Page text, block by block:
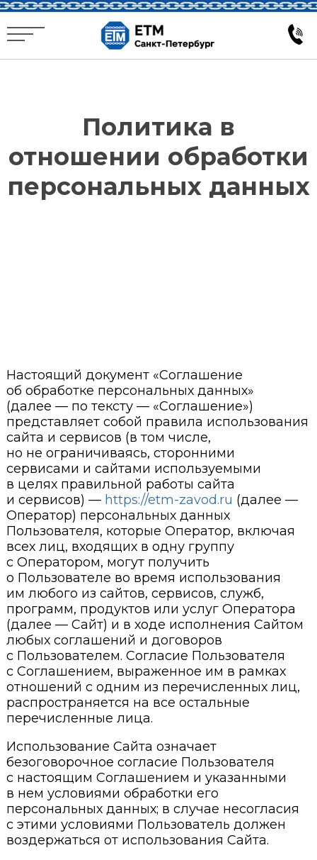
Политика в
отношении обработки
персональных данных
Настоящий документ «Соглашение
об обработке персональных данных»
(далее — по тексту — «Соглашение»)
представляет собой правила использования
сайта и сервисов (в том числе,
но не ограничиваясь, сторонними
сервисами и сайтами используемыми
в целях правильной работы сайта
и сервисов) — https://etm-zavod.ru (далее —
Оператор) персональных данных
Пользователя, которые Оператор, включая
всех лиц, входящих в одну группу
с Оператором, могут получить
о Пользователе во время использования
им любого из сайтов, сервисов, служб,
программ, продуктов или услуг Оператора
(далее — Сайт) и в ходе исполнения Сайтом
любых соглашений и договоров
с Пользователем. Согласие Пользователя
с Соглашением, выраженное им в рамках
отношений с одним из перечисленных лиц,
распространяется на все остальные
перечисленные лица.
Использование Сайта означает
безоговорочное согласие Пользователя
с настоящим Соглашением и указанными
в нем условиями обработки его
персональных данных; в случае несогласия
с этими условиями Пользователь должен
воздержаться от использования Сайта.